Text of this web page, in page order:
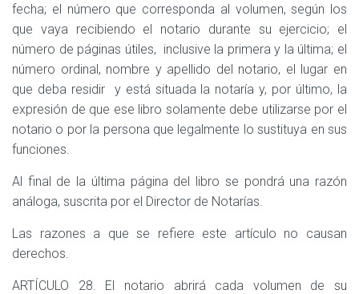
fecha; el número que corresponda al volumen, según los
que vaya recibiendo el notario durante su ejercicio; el
número de páginas útiles, inclusive la primera y la última; el
número ordinal, nombre y apellido del notario, el lugar en
que deba residir
y está situada la notaría y, por último, la
expresión de que ese libro solamente debe utilizarse por el
notario o por la persona que legalmente lo sustituya en sus
funciones.
Al final de la última página del libro se pondrá una razón
análoga, suscrita por el Director de Notarías.
Las razones a que se refiere este artículo no causan
derechos.
ARTÍCULO 28. El notario abrirá cada volumen de su